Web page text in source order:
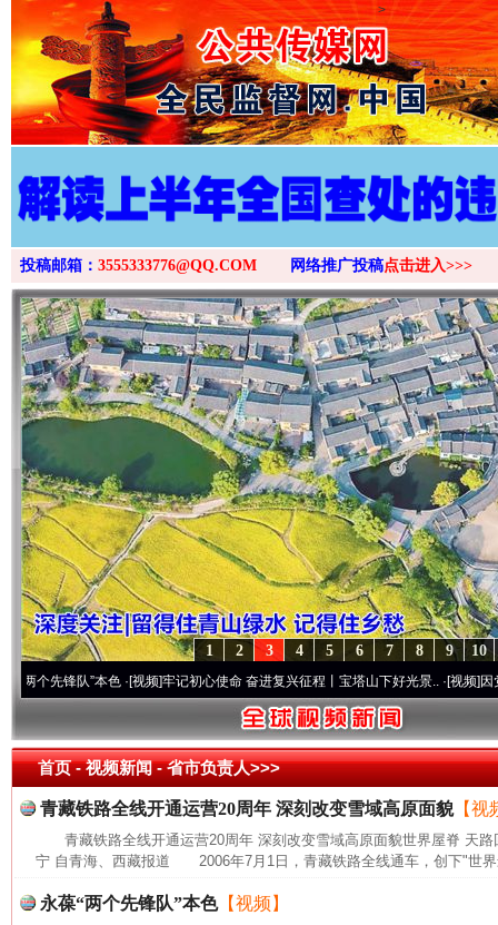
>
投稿邮箱： 3555333776@QQ.COM 网络推广投稿点击进入>>>
10
9
8
7
6
5
4
3
2
1
先锋队”本色·[视频]牢记初心使命 奋进复兴征程丨宝塔山下好光景..·[视频]因党而生
首页- 视频新闻 -省市负责人>>>
青藏铁路全线开通运营20周年 深刻改变雪域高原面貌【视
青藏铁路全线开通运营20周年 深刻改变雪域高原面貌世界屋脊 天
宁 自青海、西藏报道 2006年7月1日，青藏铁路全线通车，创下"世界
永葆“两个先锋队”本色【视频】